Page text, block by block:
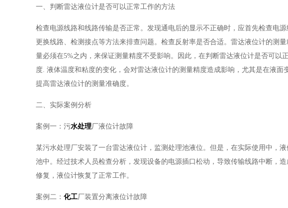
一、判断雷达液位计是否可以正常工作的方法
检查电源线路和线路传输是否正常。发现通电后的显示不正确时，应首先检查电
更换线路、检测接点等方法来排查问题。检查反射率是否合适。雷达液位计的测
量必须在5%之内，来保证测量精度不受影响。因此，在判断雷达液位计是否可
度. 液体温度和粘度的变化，会对雷达液位计的测量精度造成影响，尤其是在液
提高雷达液位计的测量准确度。
二、实际案例分析
案例一：污水处理厂液位计故障
某污水处理厂安装了一台雷达液位计，监测处理池液位。但是，在实际使用中，
池中。经过技术人员检查分析，发现设备的电源插口松动，导致传输线路中断，
修复，液位计恢复了正常工作。
案例二： 化工厂装置分离液位计故障